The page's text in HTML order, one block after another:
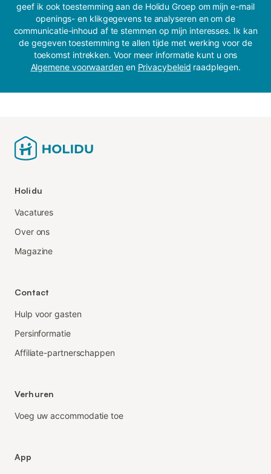
geef ik ook toestemming aan de Holidu Groep om mijn e-mail
openings- en klikgegevens te analyseren en om de
communicatie-inhoud af te stemmen op mijn interesses. Ik kan
de gegeven toestemming te allen tijde met werking voor de
toekomst intrekken. Voor meer informatie kunt u ons
Algemene voorwaardenen Privacybeleid raadplegen.
Holidu
Vacatures
Over ons
Magazine
Contact
Hulp voor gasten
Persinformatie
Affiliate-partnerschappen
Verhuren
Voeg uw accommodatie toe
App